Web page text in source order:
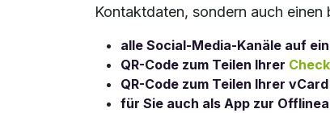
Kontaktdaten, sondern auch einen
alle Social-Media-Kanäle auf
QR-Code zum Teilen Ihrer
QR-Code zum Teilen Ihrer
für Sie auch als App zur